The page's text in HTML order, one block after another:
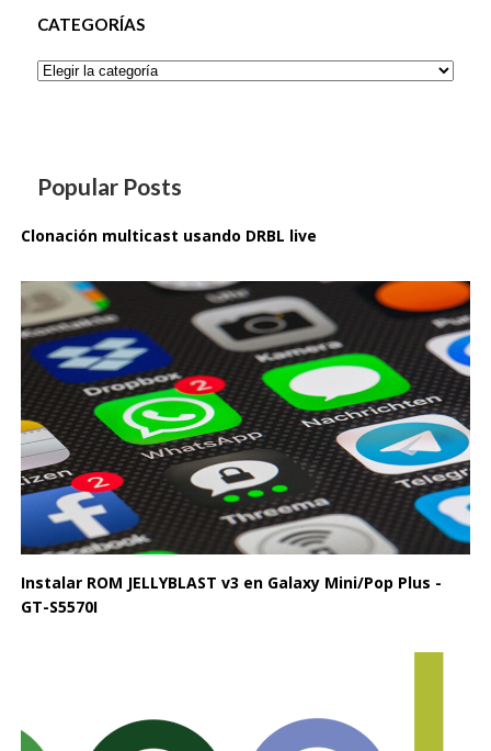
CATEGORÍAS
Categorías
Popular Posts
Clonación multicast usando DRBL live
Instalar ROM JELLYBLAST v3 en Galaxy Mini/Pop Plus -
GT-S5570I